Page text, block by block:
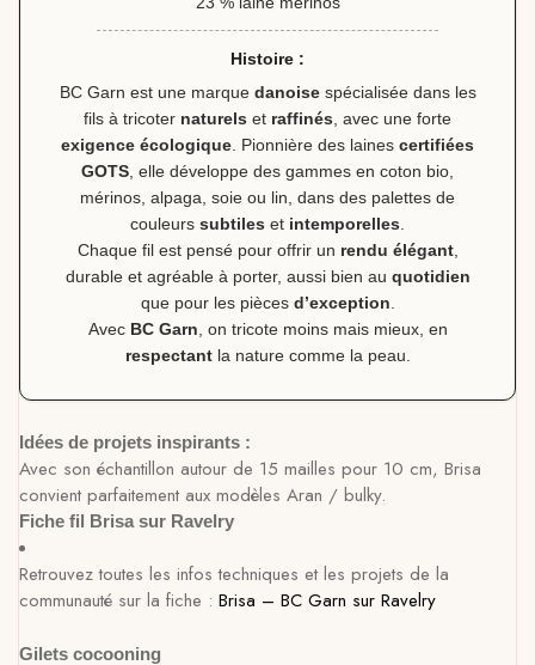
Histoire :
BC Garn est une marque danoisespécialisée dans les
fils à tricoter naturels et raffinés , avec une forte
exigence écologique . Pionnière des laines certifiées
GOTS , elle développe des gammes en coton bio,
mérinos, alpaga, soie ou lin, dans des palettes de
couleurs subtiles et intemporelles
Chaque fil est pensé pour offrir un rendu élégant,
durable et agréable à porter, aussi bien au quotidien
que pour les pièces d’exception
Avec BC Garn , on tricote moins mais mieux, en
respectantla nature comme la peau.
Idées de projets inspirants :
Avec son échantillon autour de 15 mailles pour 10 cm, Brisa
convient parfaitement aux modèles Aran / bulky.
Fiche fil Brisa sur Ravelry
Retrouvez toutes les infos techniques et les projets de la
communauté sur la fiche : Brisa – BC Garn sur Ravelry
Gilets cocooning